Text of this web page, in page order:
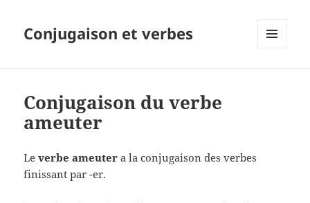
Conjugaison et verbes
Conjugaison du verbe
ameuter
Leverbe ameuter a la conjugaison des verbes
finissant par -er.